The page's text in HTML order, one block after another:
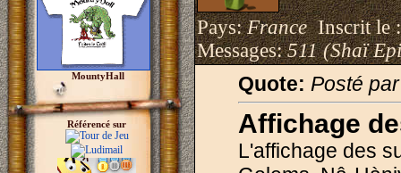
MountyHall
Référencé sur
Pays:FranceInscrit le
Messages:511 (Shaï
Quote: Posté
Affichage
L'affichage des